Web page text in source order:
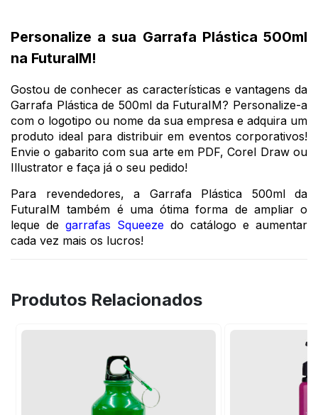
Personalize a sua Garrafa Plástica 500ml
na FuturaIM!
Gostou de conhecer as características e vantagens da
Garrafa Plástica de 500ml da FuturaIM? Personalize-a
com o logotipo ou nome da sua empresa e adquira um
produto ideal para distribuir em eventos corporativos!
Envie o gabarito com sua arte em PDF, Corel Draw ou
Illustrator e faça já o seu pedido!
Para revendedores, a Garrafa Plástica 500ml da
FuturaIM também é uma ótima forma de ampliar o
leque de garrafas Squeeze do catálogo e aumentar
cada vez mais os lucros!
Produtos Relacionados